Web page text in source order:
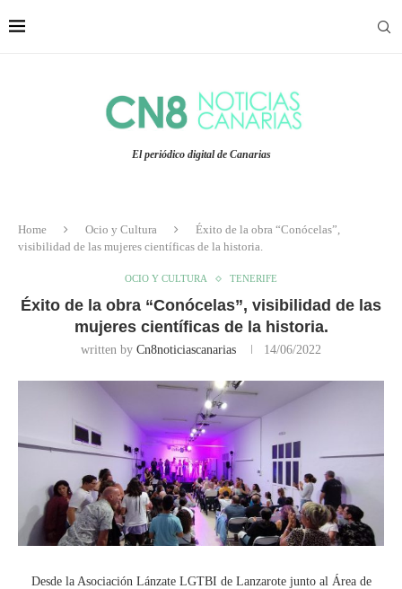
El periódico digital de Canarias
Home Ocio y Cultura
Éxito de la obra “Conócelas”,
visibilidad de las mujeres científicas de la historia.
OCIO Y CULTURA TENERIFE
Éxito de la obra “Conócelas”, visibilidad de las
mujeres científicas de la historia.
written by Cn8noticiascanarias 14/06/2022
Desde la Asociación Lánzate LGTBI de Lanzarote junto al Área de